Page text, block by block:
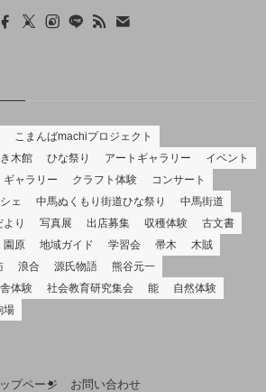
こまんばmachiプロジェクト
木館 ひな祭り アートギャラリー
イベント
ギャラリー クラフト体験
コンサート
ェ 中馬ぬくもり街道ひな祭り
中馬街道
り 写真展 出店募集 収穫体験
古文書
園原 地域ガイド 学習会 帚木
木賊
浪合 源氏物語
熊谷元一
体験 社会教育研究集会 能
自然体験
場
ップページ お問い合わせ